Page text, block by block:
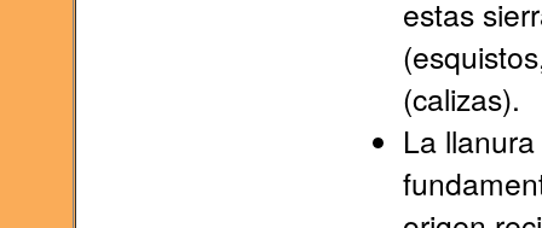
estas
(calizas).
La